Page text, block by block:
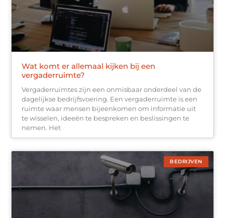
Wat komt er allemaal kijken bij een
vergaderruimte?
Vergaderruimtes zijn een onmisbaar onderdeel van de
dagelijkse bedrijfsvoering. Een vergaderruimte is een
ruimte waar mensen bijeenkomen om informatie uit
te wisselen, ideeën te bespreken en beslissingen te
nemen. Het
BEDRIJVEN